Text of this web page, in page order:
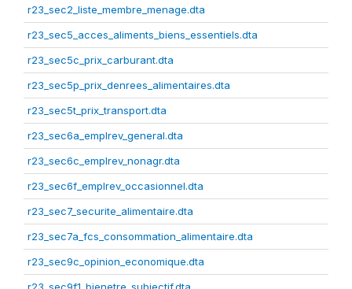
r23_sec2_liste_membre_menage.dta
r23_sec5_acces_aliments_biens_essentiels.dta
r23_sec5c_prix_carburant.dta
r23_sec5p_prix_denrees_alimentaires.dta
r23_sec5t_prix_transport.dta
r23_sec6a_emplrev_general.dta
r23_sec6c_emplrev_nonagr.dta
r23_sec6f_emplrev_occasionnel.dta
r23_sec7_securite_alimentaire.dta
r23_sec7a_fcs_consommation_alimentaire.dta
r23_sec9c_opinion_economique.dta
r23_sec9f1_bienetre_subjectif.dta